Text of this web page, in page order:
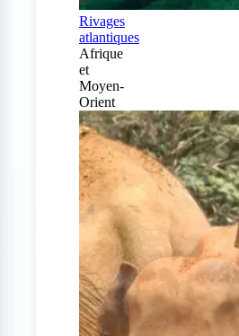
Rivages
atlantiques
Afrique
et
Moyen-
Orient